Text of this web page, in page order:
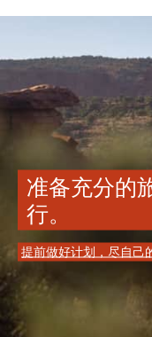
准备充分的
行。
提前做好计划，尽自己